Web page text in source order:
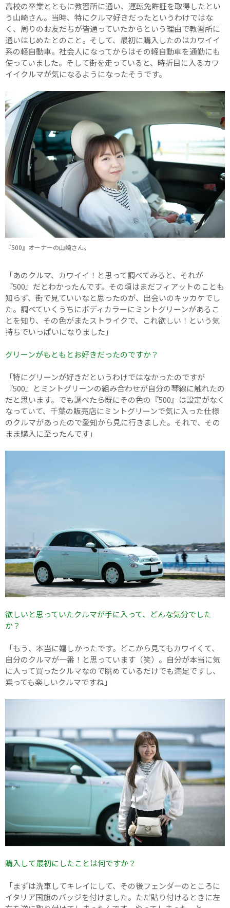
高校の卒業とともに教習所に通い、運転免許証を取得したとい
う山崎さん。当時、特にクルマ好きだったというわけではな
く、周りのお友だちが皆通っていたからという理由で教習所に
通いはじめたとのこと。そして、最初に購入したのはカワイイ
系の軽自動車。社会人になってからはその軽自動車を通勤にも
使っていました。そして街を走っていると、時折目に入るカワ
イイクルマが気になるようになったそうです。
『500』オーナーの山崎さん。
「あのクルマ、カワイイ！と思って調べてみると、それが
『500』だとわかったんです。その頃はまだフィアットのことも
知らず、街で見ていいなと思ったのが、出会いのキッカケでし
た。調べていくうちにボディカラーにミントグリーンがあるこ
とを知り、その色がまたストライクで、これ欲しい！という気
持ちでいっぱいになりました」
グリーンがもともとお好きだったのですか？
「特にグリーンが好きだというわけではなかったのですが
『500』とミントグリーンの組み合わせが自分の琴線に触れたの
だと思います。でも調べたら既にその色の『500』は設定がなく
なっていて、千葉の販売店にミントグリーンで気に入った仕様
のクルマがあったので愛知から見に行きました。それで、その
まま購入に至ったんです」
欲しいと思っていたクルマが手に入って、どんな気分でした
か？
「もう、本当に嬉しかったです。どこから見てもカワイくて、
自分のクルマが一番！と思っています（笑）。自分が本当に気
に入って買ったクルマなので眺めているだけでも満足ですし、
乗っても楽しいクルマですね」
購入して最初にしたことは何ですか？
「まずは洗車してキレイにして、その後フェンダーのところに
イタリア国旗のバッジを付けました。ただ貼り付けるときに左